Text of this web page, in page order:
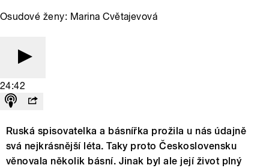
Osudové ženy: Marina Cvětajevová
24:42
Ruská spisovatelka a básnířka prožila u nás údajně
svá nejkrásnější léta. Taky proto Československu
věnovala několik básní. Jinak byl ale její život plný